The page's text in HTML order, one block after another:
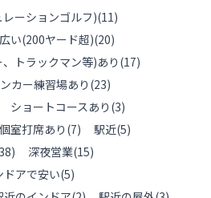
ーションゴルフ)(11)
広い(200ヤード超)(20)
トラックマン等)あり (17)
カー練習場あり (23)
ショートコースあり (3)
個室打席あり (7) 駅近(5)
38) 深夜営業(15)
ドアで安い(5)